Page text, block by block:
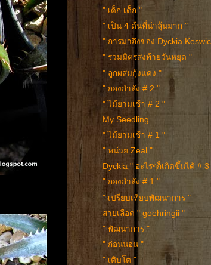
" เด็ก เด็ก "
" เป็น 4 ต้นที่น่าลุ้นมาก "
" การมาถึงของ Dyckia
" รวมมิตรส่งท้ายวันหยุด "
" ลูกผสมกุ้งแดง "
" กองกำลัง # 2 "
" ไม้ยามเช้า # 2 "
My Seedling
" ไม้ยามเช้า # 1 "
" หน่วย Zeal "
Dyckia " อะไรๆก็เกิดขึ้นได้ # 3
" กองกำลัง # 1 "
" เปรียบเทียบพัฒนาการ "
สายเลือด " goehringii "
" พัฒนาการ "
" ก่อนนอน "
" เติบโต "